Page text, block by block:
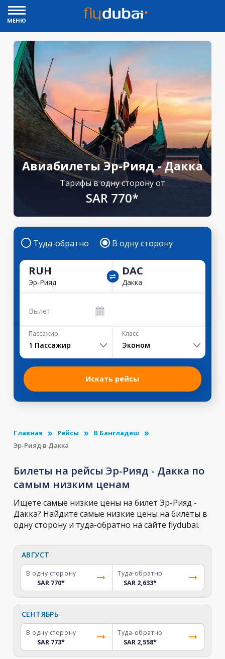
МЕНЮ
Авиабилеты Эр-Рияд - Дакка
Тарифы в одну сторону от
SAR 770*
Туда-обратно В одну сторону
RUH
Эр-Рияд
DAC
Дакка
Вылет
Пассажир
1 Пассажир
Класс
Эконом
Искать рейсы
Главная Рейсы
В Бангладеш
Эр-Рияд в Дакка
Билеты на рейсы Эр-Рияд - Дакка по
самым низким ценам
Ищете самые низкие цены на билет Эр-Рияд -
Дакка? Найдите самые низкие цены на билеты в
одну сторону и туда-обратно на сайте flydubai.
АВГУСТ
В одну сторону
SAR 770*
Туда-обратно
SAR 2,633*
СЕНТЯБРЬ
В одну сторону
SAR 773*
Туда-обратно
SAR 2,558*